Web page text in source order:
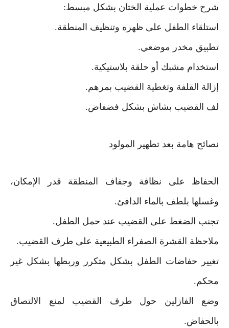
شرح خطوات عملية الختان بشكل مبسط:
استلقاء الطفل على ظهره وتنظيف المنطقة.
تطبيق مخدر موضعي.
استخدام مشبك أو حلقة بلاستيكية.
إزالة القلفة وتغطية القضيب بمرهم.
لف القضيب بشاش بشكل فضفاض.
نصائح هامة بعد تطهير المولود
الحفاظ على نظافة وجفاف المنطقة قدر الإمكان،
وغسلها بلطف بالماء الدافئ.
تجنب الضغط على القضيب عند حمل الطفل.
ملاحظة القشرة الصفراء الطبيعية على طرف القضيب.
تغيير حفاضات الطفل بشكل متكرر وربطها بشكل غير
محكم.
وضع الفازلين حول طرف القضيب لمنع الالتصاق
بالحفاض.